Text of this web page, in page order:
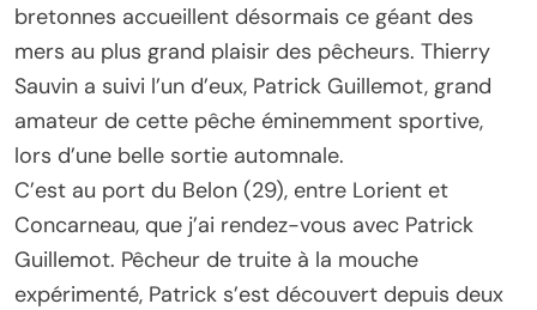
bretonnes accueillent désormais ce géant des
mers au plus grand plaisir des pêcheurs. Thierry
Sauvin a suivi l’un d’eux, Patrick Guillemot, grand
amateur de cette pêche éminemment sportive,
lors d’une belle sortie automnale.
C’est au port du Belon (29), entre Lorient et
Concarneau, que j’ai rendez-vous avec Patrick
Guillemot. Pêcheur de truite à la mouche
expérimenté, Patrick s’est découvert depuis deux